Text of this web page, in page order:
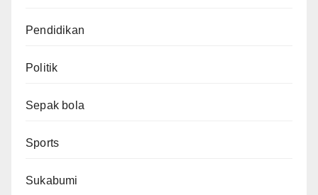
Pendidikan
Politik
Sepak bola
Sports
Sukabumi